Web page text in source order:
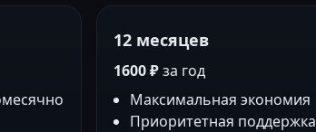
12 месяцев
1600 ₽за год
Максимальная экономия
Приоритетная поддержка